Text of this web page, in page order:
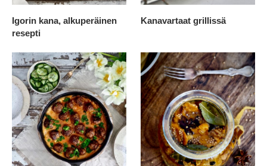
Igorin kana, alkuperäinen
resepti
Kanavartaat grillissä